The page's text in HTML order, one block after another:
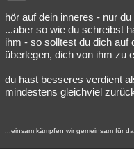
hör auf dein inneres - nur
...aber so wie du schreibst
ihm - so solltest du dich auf
überlegen, dich von ihm zu
du hast besseres verdient
mindestens gleichviel
...einsam kämpfen wir gemeinsam für